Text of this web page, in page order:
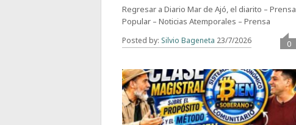
Regresar a Diario Mar de Ajó, el diarito – Prensa
Popular – Noticias Atemporales – Prensa
Posted by: Silvio Bageneta 23/7/2026 0